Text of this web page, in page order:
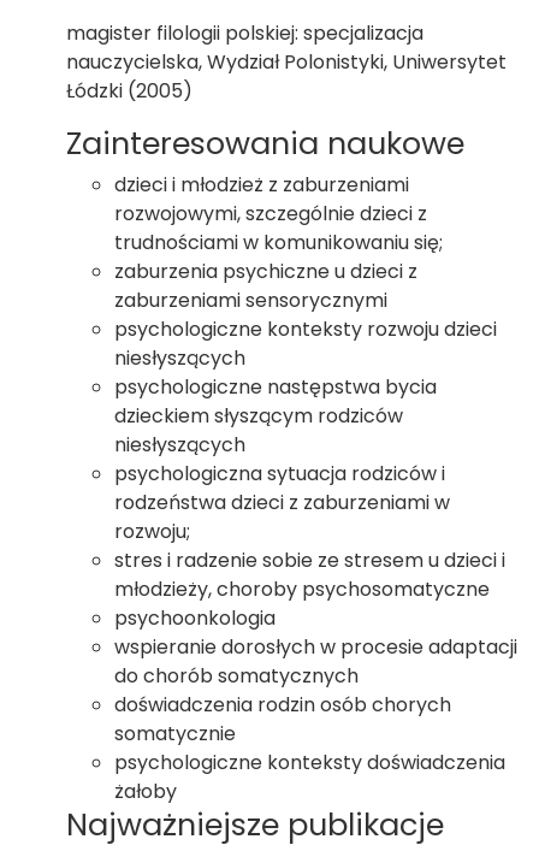
magister filologii polskiej: specjalizacja
nauczycielska, Wydział Polonistyki, Uniwersytet
Łódzki (2005)
Zainteresowania naukowe
dzieci i młodzież z zaburzeniami
rozwojowymi, szczególnie dzieci z
trudnościami w komunikowaniu się;
zaburzenia psychiczne u dzieci z
zaburzeniami sensorycznymi
psychologiczne konteksty rozwoju dzieci
niesłyszących
psychologiczne następstwa bycia
dzieckiem słyszącym rodziców
niesłyszących
psychologiczna sytuacja rodziców i
rodzeństwa dzieci z zaburzeniami w
rozwoju;
stres i radzenie sobie ze stresem u dzieci i
młodzieży, choroby psychosomatyczne
psychoonkologia
wspieranie dorosłych w procesie adaptacji
do chorób somatycznych
doświadczenia rodzin osób chorych
somatycznie
psychologiczne konteksty doświadczenia
żałoby
Najważniejsze publikacje